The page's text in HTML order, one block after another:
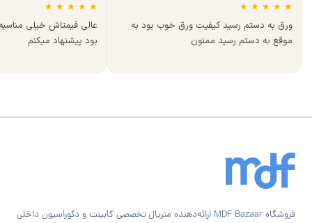
★
★
★
★
★
ورق به دستم رسید کیفیت ورق خوب بود به
موقع به دستم رسید ممنون
★
★
★
★
★
عالی قیمتاش خیلی
بود پیشنهاد میکنم
فروشگاه MDF Bazaar ارائه‌دهنده متریال تخصصی کابینت و دکوراسیون داخلی